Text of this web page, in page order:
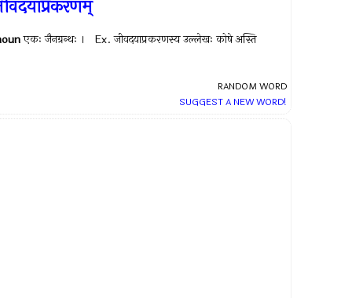
एकः जैनग्रन्थः । Ex.जीवदयाप्रकरणस्य उल्लेखः कोषे अस्ति
RANDOM WORD
SUGGEST A NEW WORD!